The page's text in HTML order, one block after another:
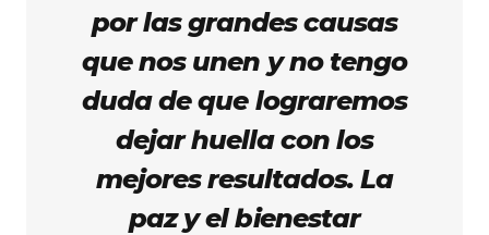
por las grandes causas
que nos unen y no tengo
duda de que lograremos
dejar huella con los
mejores resultados. La
paz y el bienestar